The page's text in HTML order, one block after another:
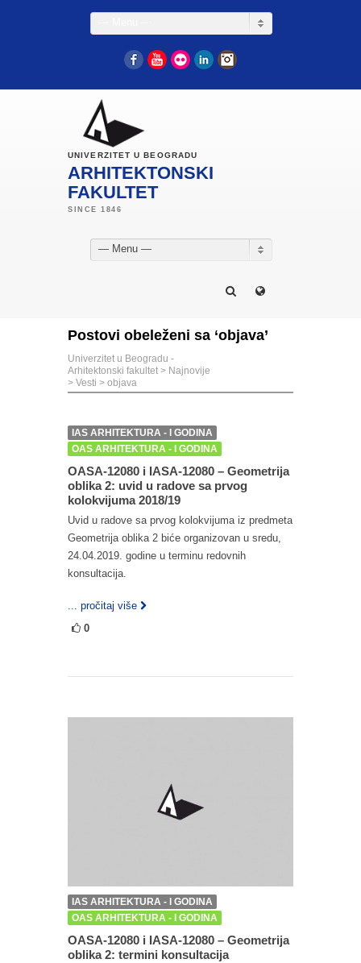
FacebookYouTube
Flickr LinkedIn
UNIVERZITET U BEOGRADU
ARHITEKTONSKI
FAKULTET
— Menu —
Postovi obeleženi sa ‘objava’
Univerzitet u Beogradu -
Arhitektonski fakultet > Najnovije
> Vesti > objava
IAS ARHITEKTURA - I GODINA
OAS ARHITEKTURA - I GODINA
OASA-12080 i IASA-12080 – Geometrija
oblika 2: uvid u radove sa prvog
kolokvijuma 2018/19
Uvid u radove sa prvog kolokvijuma iz predmeta
Geometrija oblika 2 biće organizovan u sredu,
24.04.2019. godine u terminu redovnih
konsultacija.
... pročitaj više
0
IAS ARHITEKTURA - I GODINA
OAS ARHITEKTURA - I GODINA
OASA-12080 i IASA-12080 – Geometrija
oblika 2: termini konsultacija